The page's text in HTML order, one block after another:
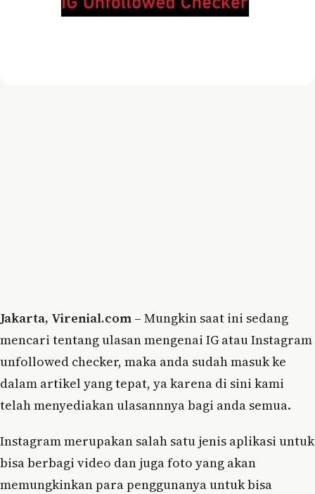
Jakarta, Virenial.com – Mungkin saat ini sedang
mencari tentang ulasan mengenai IG atau Instagram
unfollowed checker, maka anda sudah masuk ke
dalam artikel yang tepat, ya karena di sini kami
telah menyediakan ulasannnya bagi anda semua.
Instagram merupakan salah satu jenis aplikasi untuk
bisa berbagi video dan juga foto yang akan
memungkinkan para penggunanya untuk bisa